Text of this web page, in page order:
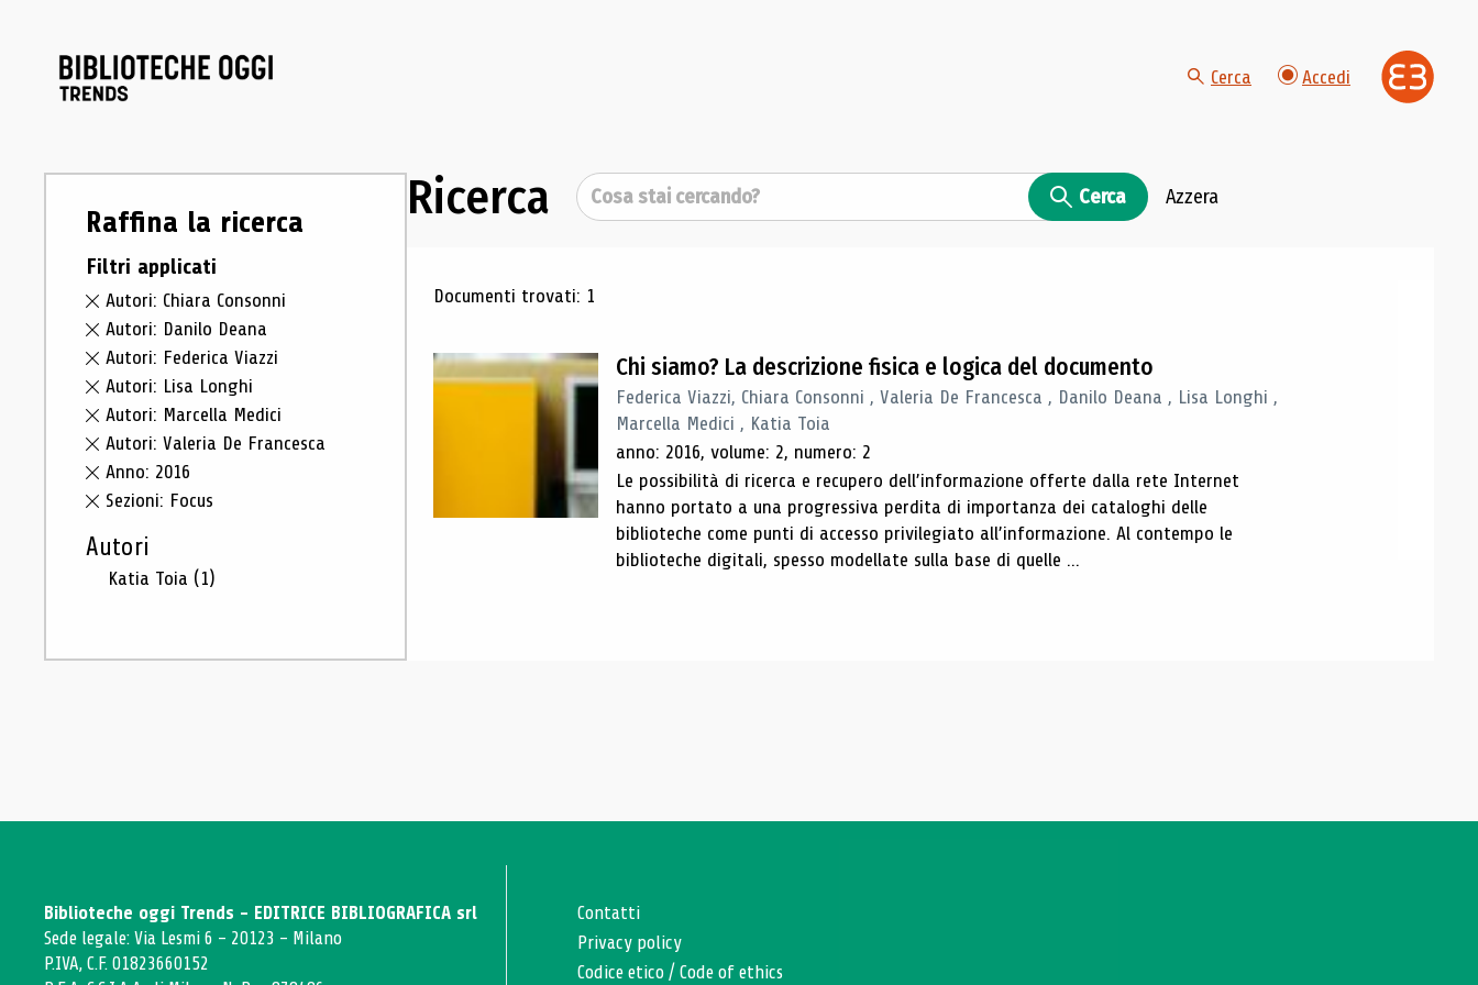
Cerca Accedi
Raffina la ricerca
Filtri applicati
Autori: Chiara Consonni
Autori: Danilo Deana
Autori: Federica Viazzi
Autori: Lisa Longhi
Autori: Marcella Medici
Autori: Valeria De Francesca
Anno: 2016
Sezioni: Focus
Autori
Katia Toia (1)
Ricerca Cerca Cerca Azzera
Risultati di ricerca
Documenti trovati: 1
Chi siamo? La descrizione fisica e logica del documento
Federica Viazzi, Chiara Consonni , Valeria De Francesca , Danilo Deana , Lisa Longhi ,
Marcella Medici , Katia Toia
anno: 2016, volume: 2, numero: 2
Le possibilità di ricerca e recupero dell’informazione offerte dalla rete Internet
hanno portato a una progressiva perdita di importanza dei cataloghi delle
biblioteche come punti di accesso privilegiato all’informazione. Al contempo le
biblioteche digitali, spesso modellate sulla base di quelle ...
Biblioteche oggi Trends - EDITRICE BIBLIOGRAFICA srl
Sede legale: Via Lesmi 6 - 20123 - Milano
P.IVA, C.F. 01823660152
Contatti
Privacy policy
Codice etico /Code of ethics